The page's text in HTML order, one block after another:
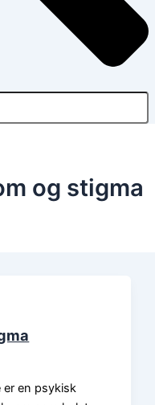
og stigma
er en psykisk